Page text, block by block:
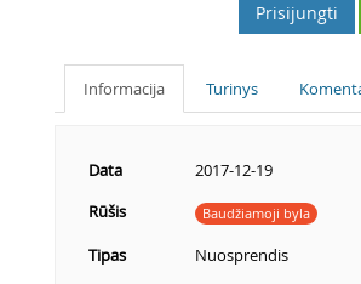
Prisijungti
Informacija Turinys
Data
2017-12-19
Rūšis
Baudžiamoji byla
Tipas
Nuosprendis